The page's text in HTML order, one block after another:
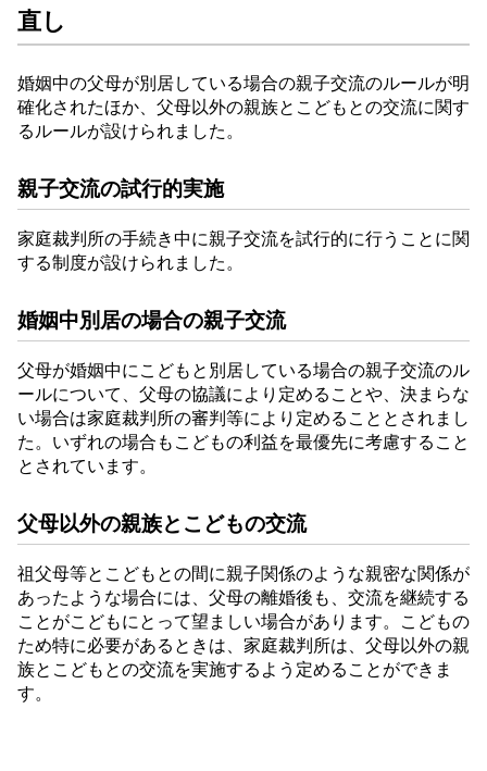
直し
婚姻中の父母が別居している場合の親子交流のルールが明
確化されたほか、父母以外の親族とこどもとの交流に関す
るルールが設けられました。
親子交流の試行的実施
家庭裁判所の手続き中に親子交流を試行的に行うことに関
する制度が設けられました。
婚姻中別居の場合の親子交流
父母が婚姻中にこどもと別居している場合の親子交流のル
ールについて、父母の協議により定めることや、決まらな
い場合は家庭裁判所の審判等により定めることとされまし
た。いずれの場合もこどもの利益を最優先に考慮すること
とされています。
父母以外の親族とこどもの交流
祖父母等とこどもとの間に親子関係のような親密な関係が
あったような場合には、父母の離婚後も、交流を継続する
ことがこどもにとって望ましい場合があります。こどもの
ため特に必要があるときは、家庭裁判所は、父母以外の親
族とこどもとの交流を実施するよう定めることができま
す。